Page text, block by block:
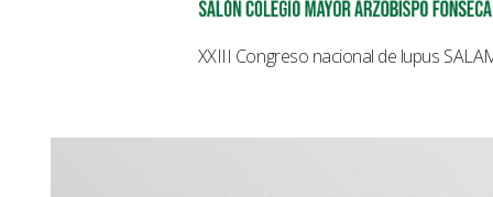
XXIII Congreso nacional de lupus